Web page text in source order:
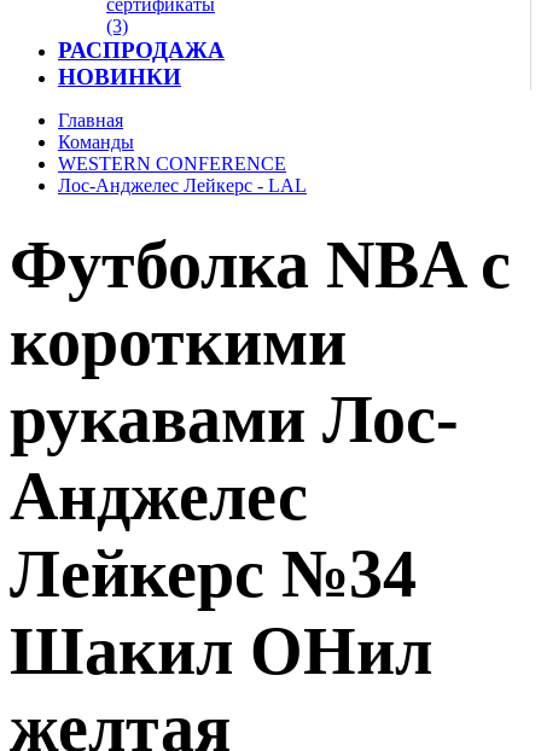
(3)
РАСПРОДАЖА
НОВИНКИ
Главная
Команды
WESTERN CONFERENCE
Лос-Анджелес Лейкерс - LAL
Футболка NBA с
короткими
рукавами Лос-
Анджелес
Лейкерс №34
Шакил ОНил
желтая